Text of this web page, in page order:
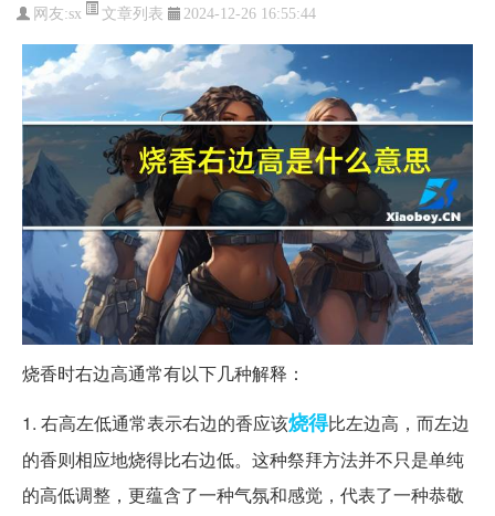
网友:sx 文章列表 2024-12-26 16:55:44
烧香时右边高通常有以下几种解释：
1. 右高左低通常表示右边的香应该烧得比左边高，而左边
的香则相应地烧得比右边低。这种祭拜方法并不只是单纯
的高低调整，更蕴含了一种气氛和感觉，代表了一种恭敬